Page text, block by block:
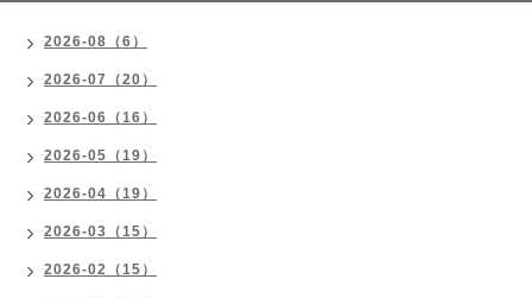
2026-08（6）
2026-07（20）
2026-06（16）
2026-05（19）
2026-04（19）
2026-03（15）
2026-02（15）